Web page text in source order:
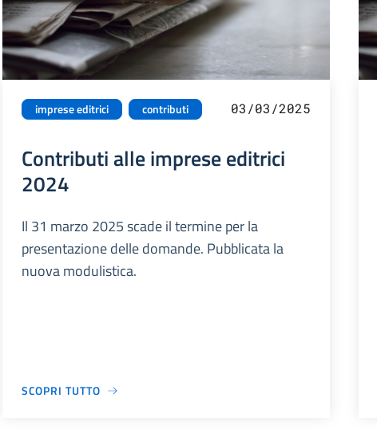
imprese editrici contributi 03/03/2025
Contributi alle imprese editrici
2024
Il 31 marzo 2025 scade il termine per la
presentazione delle domande. Pubblicata la
nuova modulistica.
SCOPRI TUTTO